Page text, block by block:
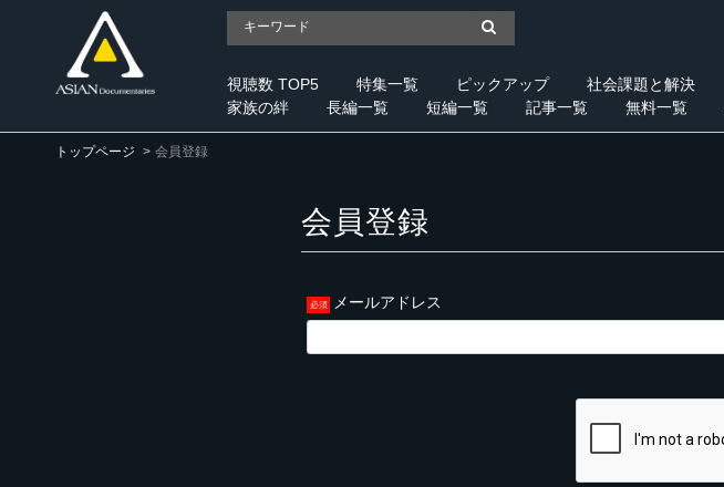
視聴数 TOP5 特集一覧 ピックアップ 社会課題と解決
家族の絆
長編一覧 短編一覧 記事一覧 無料一覧
トップページ 会員登録
会員登録
メールアドレス